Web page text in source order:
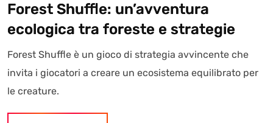
Forest Shuffle: un’avventura
ecologica tra foreste e strategie
Forest Shuffle è un gioco di strategia avvincente che
invita i giocatori a creare un ecosistema equilibrato per
le creature.